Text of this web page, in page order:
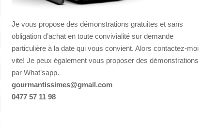
Je vous propose des démonstrations gratuites et sans
obligation d’achat en toute convivialité sur demande
particulière à la date qui vous convient. Alors contactez-moi
vite! Je peux également vous proposer des démonstrations
par What’sapp.
gourmantissimes@gmail.com
0477 57 11 98